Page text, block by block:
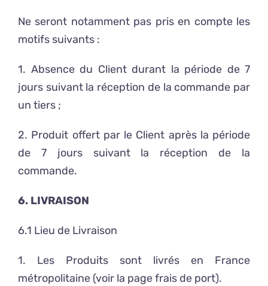
Ne seront notamment pas pris en compte les
motifs suivants :
1. Absence du Client durant la période de 7
jours suivant la réception de la commande par
un tiers ;
2. Produit offert par le Client après la période
de 7 jours suivant la réception de la
commande.
6. LIVRAISON
6.1 Lieu de Livraison
1. Les Produits sont livrés en France
métropolitaine (voir la page frais de port).